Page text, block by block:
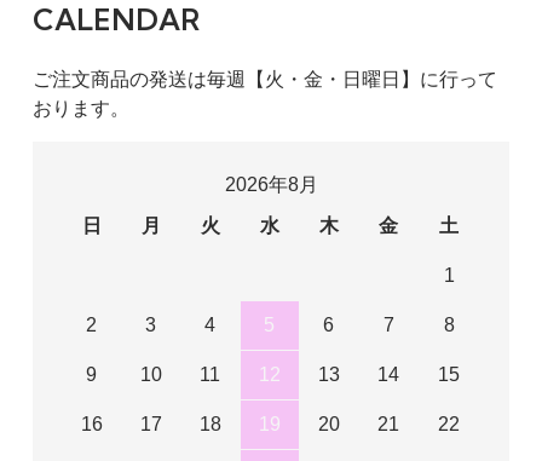
CALENDAR
ご注文商品の発送は毎週【火・金・日曜日】に行って
おります。
2026年8月
日
月 火 水 木 金 土
1
2 3 4 5 6 7 8
9 10 11 12 13 14 15
16 17 18 19 20 21 22